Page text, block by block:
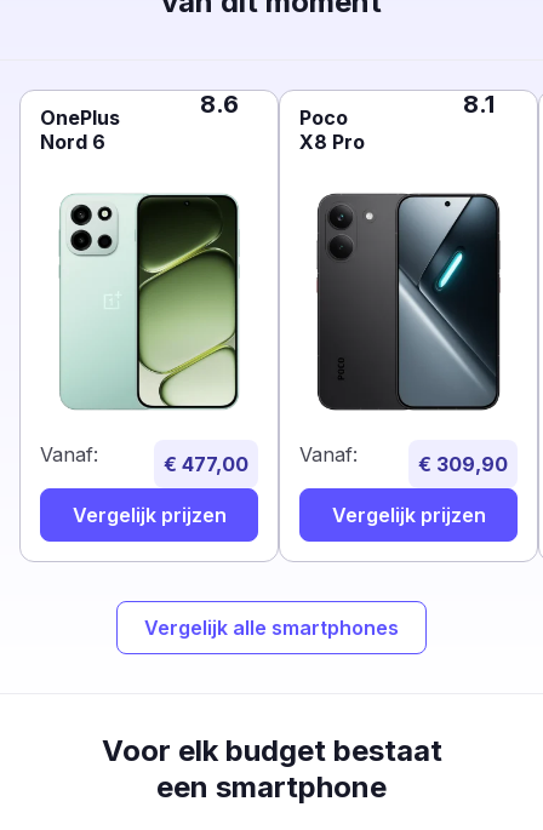
OnePlus
Nord 6
8.6
Vanaf: € 477,00
Vergelijk prijzen
Poco
X8 Pro
8.1
Vanaf: € 309,90
Vergelijk prijzen
Vergelijk alle smartphones
Voor elk budget bestaat
een smartphone